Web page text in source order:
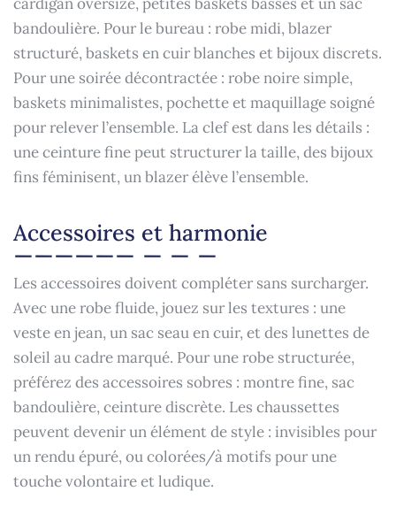
bandoulière. Pour le bureau : robe midi, blazer
structuré, baskets en cuir blanches et bijoux discrets.
Pour une soirée décontractée : robe noire simple,
baskets minimalistes, pochette et maquillage soigné
pour relever l’ensemble. La clef est dans les détails :
une ceinture fine peut structurer la taille, des bijoux
fins féminisent, un blazer élève l’ensemble.
Accessoires et harmonie
Les accessoires doivent compléter sans surcharger.
Avec une robe fluide, jouez sur les textures : une
veste en jean, un sac seau en cuir, et des lunettes de
soleil au cadre marqué. Pour une robe structurée,
préférez des accessoires sobres : montre fine, sac
bandoulière, ceinture discrète. Les chaussettes
peuvent devenir un élément de style : invisibles pour
un rendu épuré, ou colorées/à motifs pour une
touche volontaire et ludique.